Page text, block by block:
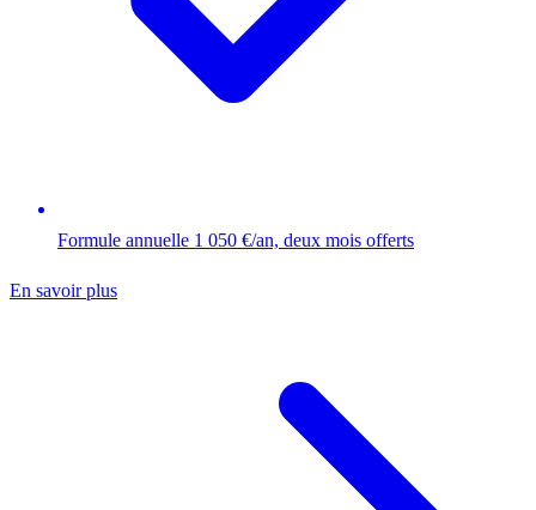
Formule annuelle 1 050 €/an, deux mois offerts
En savoir plus